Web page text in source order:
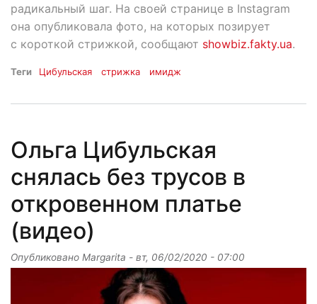
радикальный шаг. На своей странице в Instagram
она опубликовала фото, на которых позирует
с короткой стрижкой, сообщают showbiz.fakty.ua.
Теги Цибульская стрижка имидж
Ольга Цибульская
снялась без трусов в
откровенном платье
(видео)
Опубликовано Margarita - вт, 06/02/2020 - 07:00